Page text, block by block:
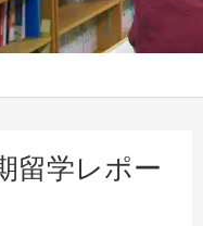
留学レポー